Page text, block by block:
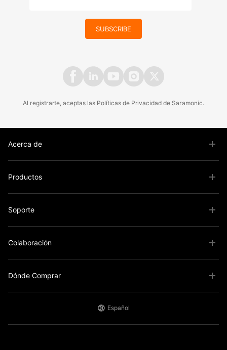
SUBSCRIBE
Al registrarte, aceptas las Políticas de Privacidad de Saramonic.
Acerca de
Productos
Soporte
Colaboración
Dónde Comprar
Español